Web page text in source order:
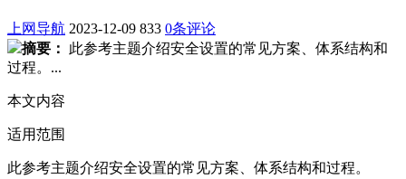
上网导航 2023-12-09 833 0条评论
摘要：
此参考主题介绍安全设置的常见方案、体系结构和
过程。...
本文内容
适用范围
此参考主题介绍安全设置的常见方案、体系结构和过程。